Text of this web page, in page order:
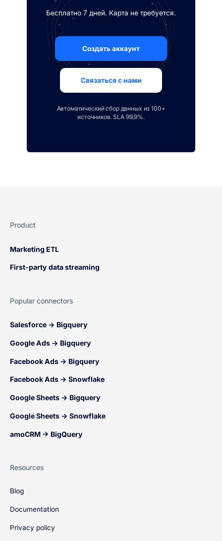
Бесплатно 7 дней. Карта не требуется.
Создать аккаунт
Связаться с нами
Автоматический сбор данных из 100+
источников. SLA 99,9%.
Product
Marketing ETL
First-party data streaming
Popular connectors
Salesforce → Bigquery
Google Ads → Bigquery
Facebook Ads → Bigquery
Facebook Ads → Snowflake
Google Sheets → Bigquery
Google Sheets → Snowflake
amoCRM → BigQuery
Resources
Blog
Documentation
Privacy policy